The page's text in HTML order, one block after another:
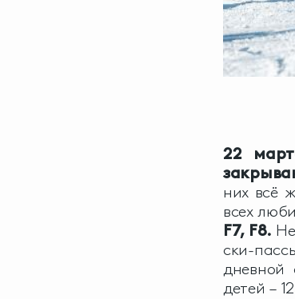
22
них всё
всех
F7, F8.
ски-
дневной
детей –